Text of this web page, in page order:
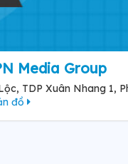
Media Group
TDP Xuân Nhang 1,
đồ